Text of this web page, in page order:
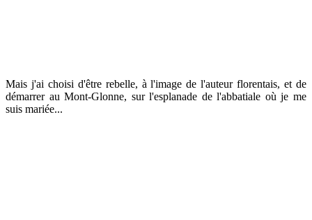
Mais j'ai choisi d'être rebelle, à l'image de l'auteur florentais, et de
démarrer au Mont-Glonne, sur l'esplanade de l'abbatiale où je me
suis mariée...